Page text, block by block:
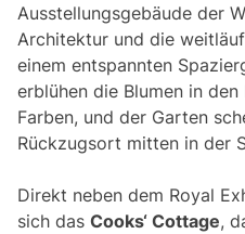
Ausstellungsgebäude der
Architektur und die
einem entspannten
erblühen die Blumen in
Farben, und der Garten
Rückzugsort mitten in der
Direkt neben dem Royal
sich das Cooks‘ Cottage,